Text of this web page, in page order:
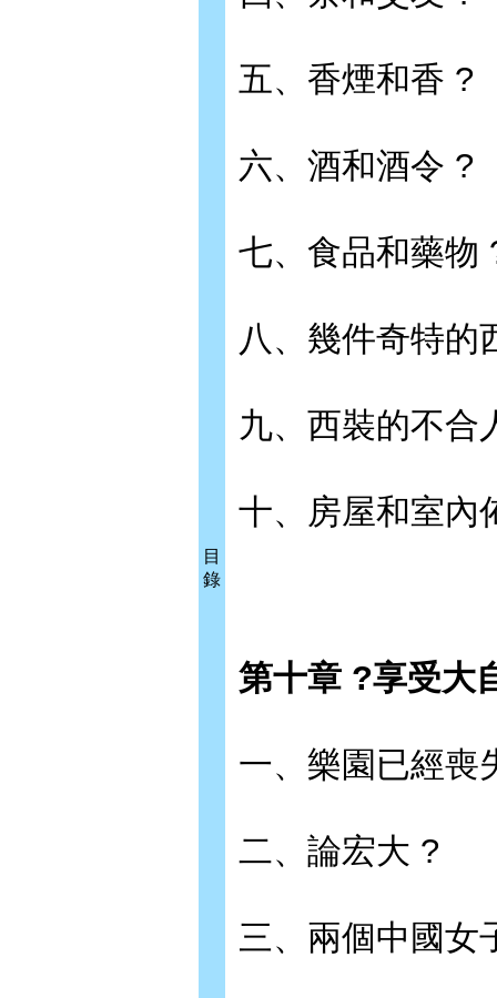
目
錄
五、香煙和香 ?
六、酒和酒令 ?
七、食品和藥物
八、幾件奇特的
九、西裝的不合
十、房屋和室內
第十章 ?享受大
一、樂園已經喪
二、論宏大 ?
三、兩個中國女